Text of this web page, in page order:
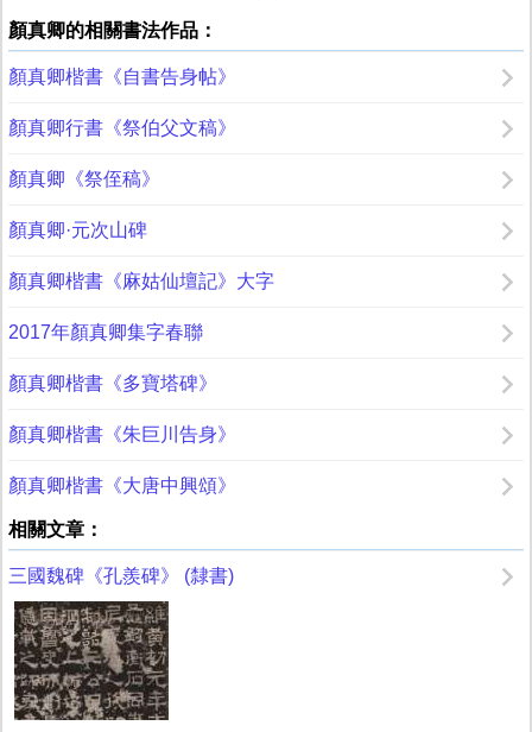
顏真卿的相關書法作品：
顏真卿楷書《自書告身帖》
顏真卿行書《祭伯父文稿》
顏真卿《祭侄稿》
顏真卿·元次山碑
顏真卿楷書《麻姑仙壇記》大字
2017年顏真卿集字春聯
顏真卿楷書《多寶塔碑》
顏真卿楷書《朱巨川告身》
顏真卿楷書《大唐中興頌》
相關文章：
三國魏碑《孔羨碑》 (隸書)